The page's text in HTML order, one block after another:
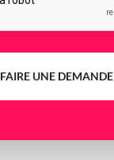
FAIRE UNE DEMANDE